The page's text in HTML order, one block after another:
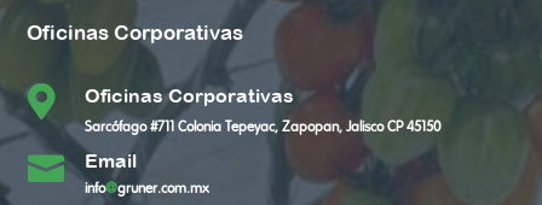
Oficinas Corporativas
 Oficinas Corporativas
Sarcófago #711 Colonia Tepeyac, Zapopan, Jalisco CP 45150
 Email
info@gruner.com.mx